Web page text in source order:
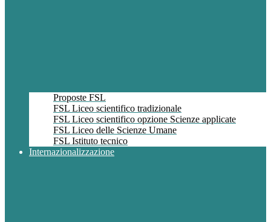
Proposte FSL
FSL Liceo scientifico tradizionale
FSL Liceo scientifico opzione Scienze applicate
FSL Liceo delle Scienze Umane
FSL Istituto tecnico
Internazionalizzazione